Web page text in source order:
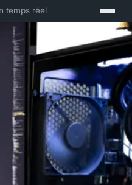
temps réel